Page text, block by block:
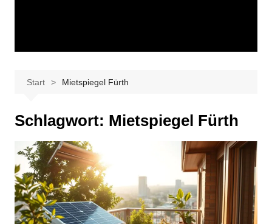
Start Mietspiegel Fürth
Schlagwort: Mietspiegel Fürth